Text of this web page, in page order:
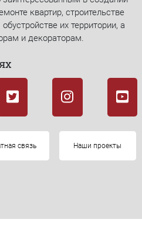
квартир, строительстве
их территории, а
и декораторам.
связь Наши проекты